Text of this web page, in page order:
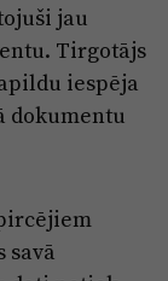
jau
Tirgotājs
iespēja
dokumentu
savā